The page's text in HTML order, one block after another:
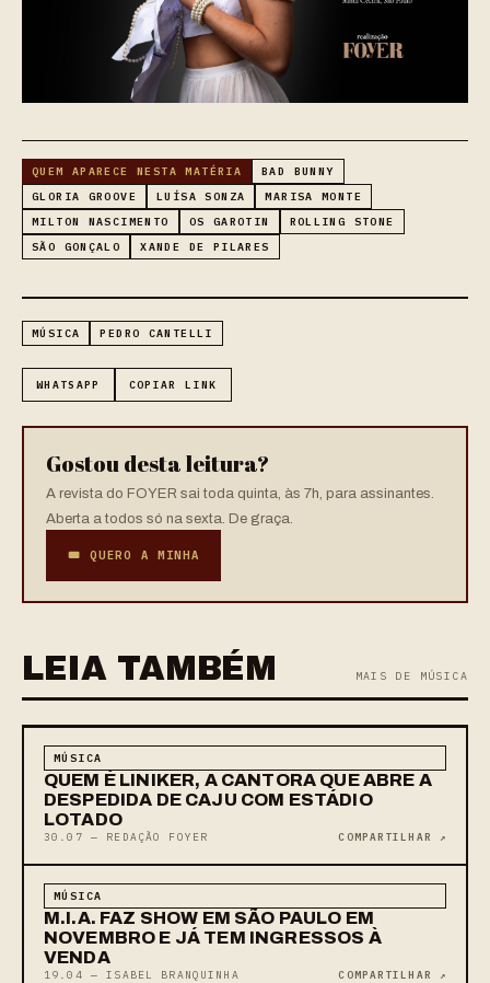
QUEM APARECE NESTA MATÉRIA
BAD BUNNY
GLORIA GROOVE
LUÍSA SONZA
MARISA MONTE
MILTON NASCIMENTO
OS GAROTIN
ROLLING STONE
SÃO GONÇALO
XANDE DE PILARES
MÚSICA PEDRO CANTELLI
WHATSAPP COPIAR LINK
Gostou desta leitura?
A revista do FOYER sai toda quinta, às 7h, para assinantes.
Aberta a todos só na sexta. De graça.
🎟 QUERO A MINHA
LEIA TAMBÉM MAIS DE MÚSICA
MÚSICA
QUEM É LINIKER, A CANTORA QUE ABRE A
DESPEDIDA DE CAJU COM ESTÁDIO
LOTADO
30.07 — REDAÇÃO FOYER COMPARTILHAR ↗
MÚSICA
M.I.A. FAZ SHOW EM SÃO PAULO EM
NOVEMBRO E JÁ TEM INGRESSOS À
VENDA
19.04 — ISABEL BRANQUINHA COMPARTILHAR ↗